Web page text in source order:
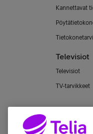
Kannettavat
Televisiot
Televisiot
TV-tarvikkeet